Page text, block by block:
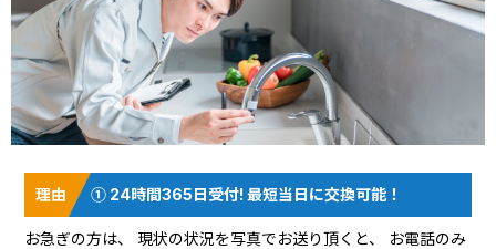
① 24時間365日受付! 最短当日に交換可能！
お急ぎの方は、 現状の状況を写真でお送り頂く と、 お電話のみ